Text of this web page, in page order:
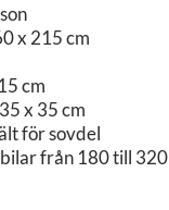
x 215 cm
cm
x 35 cm
för sovdel
från 180 till 320